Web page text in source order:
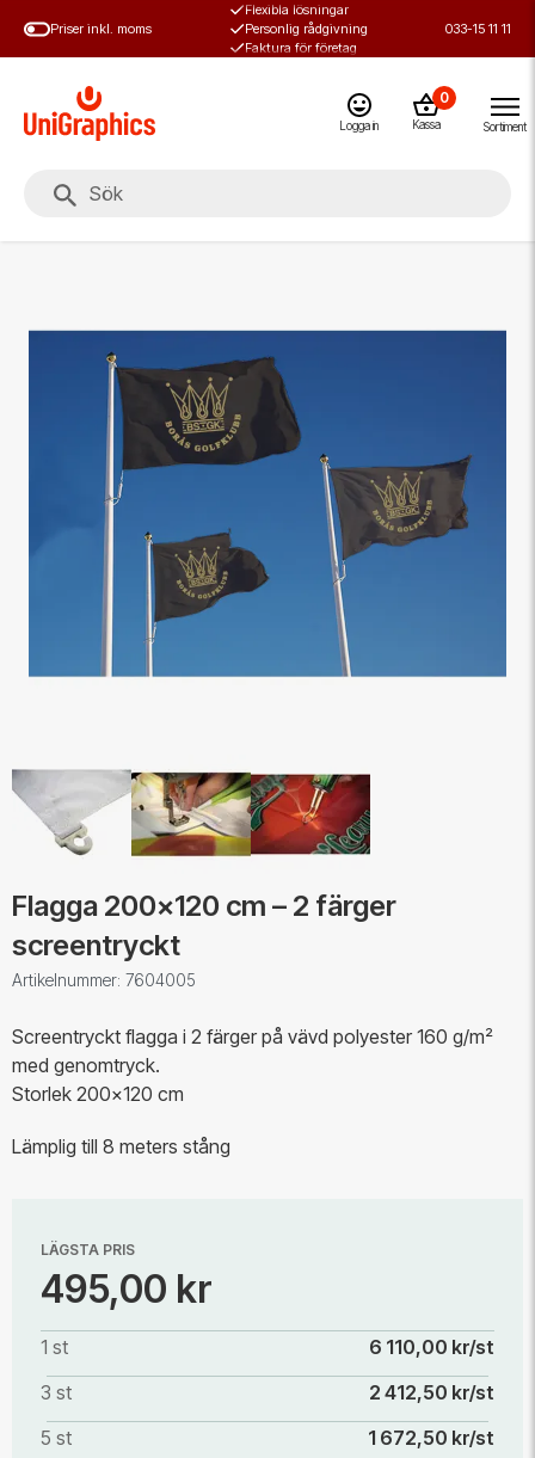
Priser inkl. moms
Flexibla lösningar
Personlig rådgivning
Faktura för företag
033-15 11 11
Logga in
0
Kassa Sortiment
Flagga 200x120 cm – 2 färger
screentryckt
Artikelnummer: 7604005
Screentryckt flagga i 2 färger på vävd polyester 160 g/m²
med genomtryck.
Storlek 200x120 cm
Lämplig till 8 meters stång
LÄGSTA PRIS
495,00 kr
1 st
6 110,00 kr/st
3 st
2 412,50 kr/st
5 st
1 672,50 kr/st